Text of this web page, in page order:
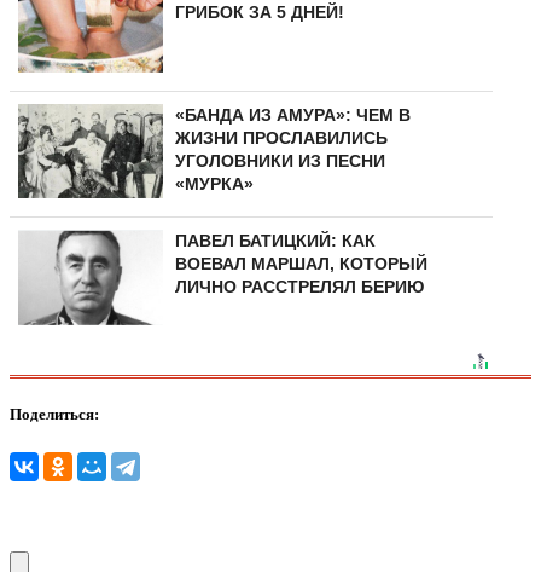
ГРИБОК ЗА 5 ДНЕЙ!
«БАНДА ИЗ АМУРА»: ЧЕМ В
ЖИЗНИ ПРОСЛАВИЛИСЬ
УГОЛОВНИКИ ИЗ ПЕСНИ
«МУРКА»
ПАВЕЛ БАТИЦКИЙ: КАК
ВОЕВАЛ МАРШАЛ, КОТОРЫЙ
ЛИЧНО РАССТРЕЛЯЛ БЕРИЮ
Поделиться: